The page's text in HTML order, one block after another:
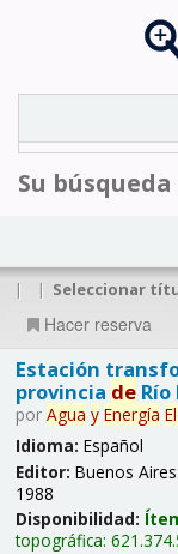
Su
| | Seleccionar
Hacer reserva
Estación
provincia deRío
por Agua y Energía
Idioma: Español
Editor: Buenos Aires:
1988
Disponibilidad:
topográfica: